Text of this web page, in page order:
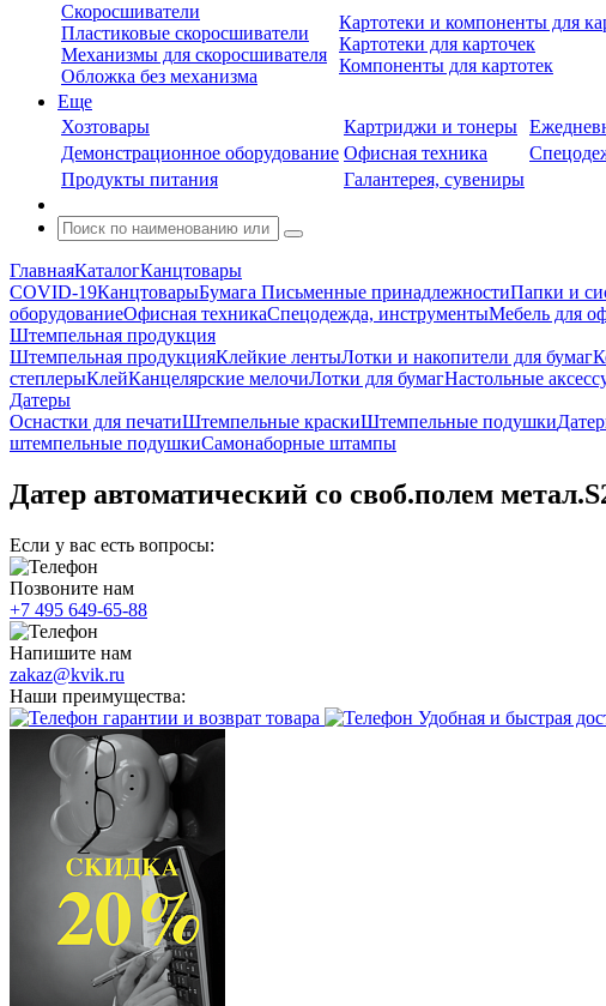
Скоросшиватели
Пластиковые скоросшиватели
Механизмы для скоросшивателя
Обложка без механизма
Картотеки и компоненты для
Картотеки для карточек
Компоненты для картотек
Еще
Хозтовары
Картриджи и тонеры
Демонстрационное оборудование Офисная техника
Продукты питания
Галантерея, сувениры
ГлавнаяКаталогКанцтовары
COVID-19КанцтоварыБумага Письменные принадлежностиПапки и
оборудованиеОфисная техникаСпецодежда, инструментыМебель для
Штемпельная продукция
Штемпельная продукцияКлейкие лентыЛотки и накопители для бумаг
степлерыКлейКанцелярские мелочиЛотки для бумагНастольные
Датеры
Оснастки для печатиШтемпельные краскиШтемпельные подушки
штемпельные подушкиСамонаборные штампы
Датер автоматический со своб.полем
Если у вас есть вопросы:
Позвоните нам
+7 495 649-65-88
Напишите нам
zakaz@kvik.ru
Наши преимущества:
гарантии и возврат товара
Удобная и быстрая